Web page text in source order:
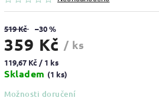
519 Kč –30 %
359 Kč / ks
119,67 Kč / 1 ks
Skladem (1 ks)
Možnosti doručení